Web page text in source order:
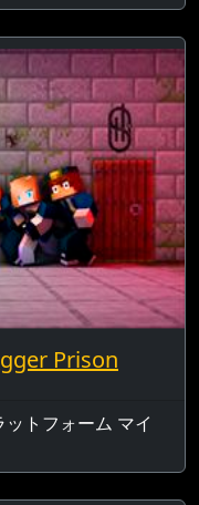
Prison
トフォーム マイ